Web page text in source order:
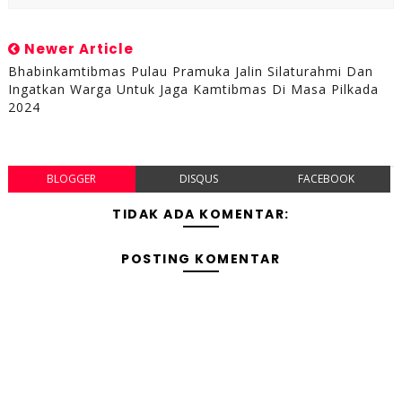
Newer Article
Bhabinkamtibmas Pulau Pramuka Jalin Silaturahmi Dan
Ingatkan Warga Untuk Jaga Kamtibmas Di Masa Pilkada
2024
BLOGGER DISQUS FACEBOOK
TIDAK ADA KOMENTAR:
POSTING KOMENTAR